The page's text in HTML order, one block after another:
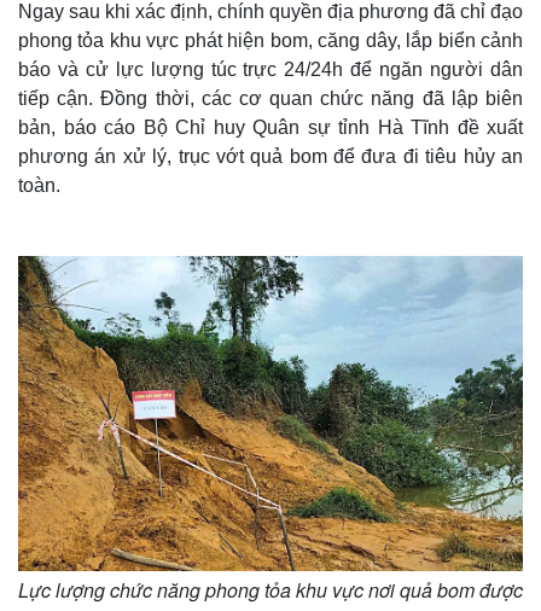
Ngay sau khi xác định, chính quyền địa phương đã chỉ đạo
phong tỏa khu vực phát hiện bom, căng dây, lắp biển cảnh
báo và cử lực lượng túc trực 24/24h để ngăn người dân
tiếp cận. Đồng thời, các cơ quan chức năng đã lập biên
bản, báo cáo Bộ Chỉ huy Quân sự tỉnh Hà Tĩnh đề xuất
phương án xử lý, trục vớt quả bom để đưa đi tiêu hủy an
toàn.
Lực lượng chức năng phong tỏa khu vực nơi quả bom được